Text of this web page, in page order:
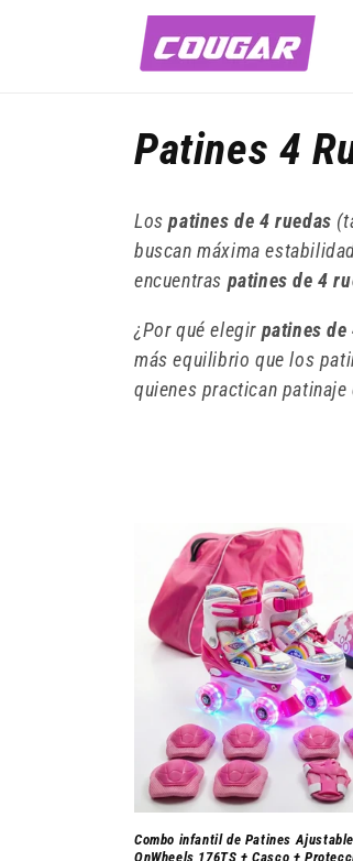
C
o
l
e
c
n
Patines 4
Lospatines de 4 ruedas
buscan máxima
encuentras patines de 4
¿Por qué elegir patines de
más equilibrio que los
quienes practican
Combo infantil de Patines
OnWheels 176TS + Casco +